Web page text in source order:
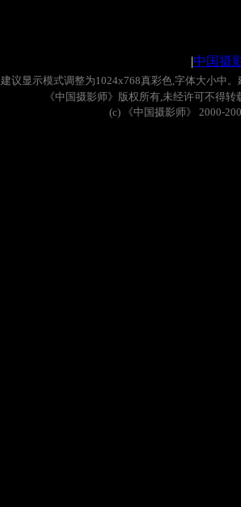
|中国摄
建议显示模式调整为1024x768真彩色,字体大小中。
《中国摄影师》版权所有,未经许可不得转
(c)
《中国摄影师》 2000-200